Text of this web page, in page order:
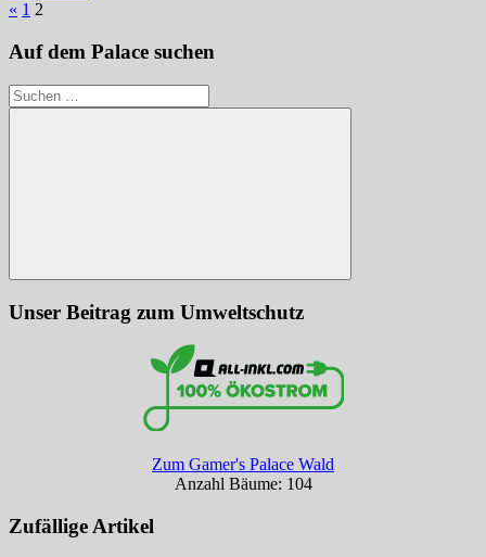
Seitennummerierung
der
« Vorherige
1 2
Auf dem Palace suchen
Suchen
nach:
Suchen
Unser Beitrag zum Umweltschutz
Zum Gamer's Palace Wald
Anzahl Bäume: 104
Zufällige Artikel